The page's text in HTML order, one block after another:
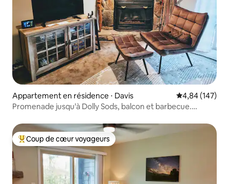
Appartement en résidence ⋅ Davis Évaluation
4,84 (147)
Promenade jusqu'à Dolly Sods, balcon et barbecue.
Coups de cœur voyageurs les plus appréciés
Coup de cœur voyageurs